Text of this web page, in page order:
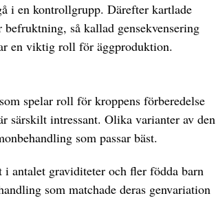
i en kontrollgrupp. Därefter kartlade
så kallad gensekvensering
en viktig roll för äggproduktion.
spelar roll för kroppens förberedelse
särskilt intressant. Olika varianter av den
som passar bäst.
antalet graviditeter och fler födda barn
som matchade deras genvariation